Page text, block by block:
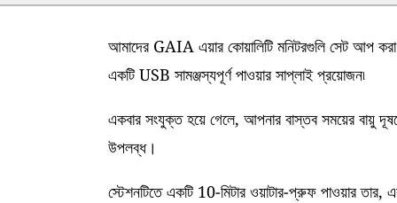
আমাদের GAIA এয়ার কোয়ালিটি মনিটরগুলি সেট আপ
একটি USB সামঞ্জস্যপূর্ণ পাওয়ার সাপ্লাই প্রয়োজন৷
একবার সংযুক্ত হয়ে গেলে, আপনার বাস্তব সময়ের বায়ু
উপলব্ধ।
স্টেশনটিতে একটি 10-মিটার ওয়াটার-প্রুফ পাওয়ার তার,